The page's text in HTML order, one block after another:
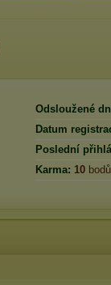
Odsloužené
Datum
Poslední
Karma: 10 bodů